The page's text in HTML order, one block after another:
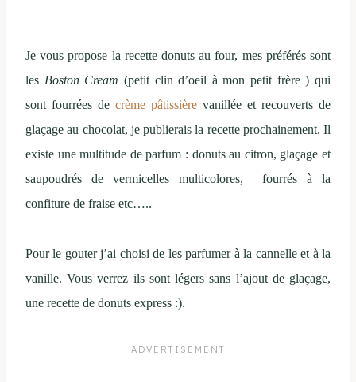
Je vous propose la recette donuts au four, mes préférés sont
les Boston Cream (petit clin d’oeil à mon petit frère ) qui
sont fourrées de crème pâtissière vanillée et recouverts de
glaçage au chocolat, je publierais la recette prochainement. Il
existe une multitude de parfum : donuts au citron, glaçage et
saupoudrés de vermicelles multicolores, fourrés à la
confiture de fraise etc…..
Pour le gouter j’ai choisi de les parfumer à la cannelle et à la
vanille. Vous verrez ils sont légers sans l’ajout de glaçage,
une recette de donuts express :).